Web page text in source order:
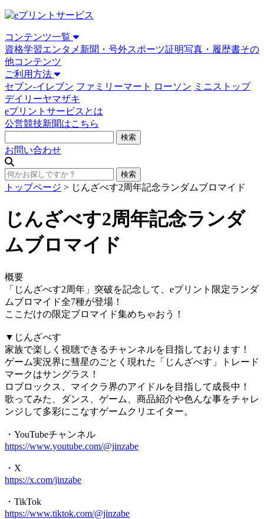
コンテンツ一覧
資格学習エンタメ 新聞・号外スポーツ証明写真・履歴書その
他コンテンツ
ご利用方法
セブン-イレブン ファミリーマート ローソン ミニストップ
デイリーヤマザキ
eプリントサービスとは
公営競技新聞はこちら
お問い合わせ
トップページ > じんざべす2周年記念ランダムブロマイド
じんざべす2周年記念ランダ
ムブロマイド
概要
「じんざべす2周年」突破を記念して、eプリント限定ランダ
ムブロマイド全7種が登場！
ここだけの限定ブロマイド集めちゃおう！
▼じんざべす
家族で楽しく視聴できるチャンネルを目指しております！
ゲーム実況界に彗星のごとく現れた「じんざべす」トレード
マークはサングラス！
ロブロックス、マイクラ界のアイドルを目指して成長中！
歌ってみた、ダンス、ゲーム、商品紹介や色んな事をチャレ
ンジして多彩にこなすゲームクリエイター。
・YouTubeチャンネル
https://www.youtube.com/@jinzabe
・X
https://x.com/jinzabe
・TikTok
https://www.tiktok.com/@jinzabe